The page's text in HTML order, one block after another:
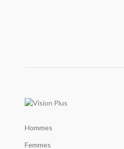
Hommes
Femmes